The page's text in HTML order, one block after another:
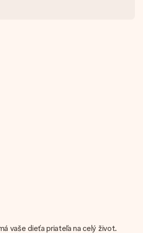
vaše dieťa priateľa na celý život.